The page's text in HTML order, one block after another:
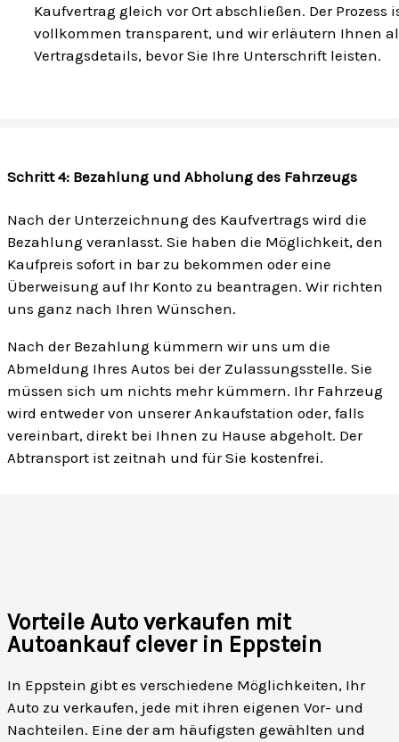
Kaufvertrag gleich vor Ort abschließen. Der Prozess
vollkommen transparent, und wir erläutern Ihnen
Vertragsdetails, bevor Sie Ihre Unterschrift leisten.
Schritt 4: Bezahlung und Abholung des Fahrzeugs
Nach der Unterzeichnung des Kaufvertrags wird die
Bezahlung veranlasst. Sie haben die Möglichkeit, den
Kaufpreis sofort in bar zu bekommen oder eine
Überweisung auf Ihr Konto zu beantragen. Wir richten
uns ganz nach Ihren Wünschen.
Nach der Bezahlung kümmern wir uns um die
Abmeldung Ihres Autos bei der Zulassungsstelle. Sie
müssen sich um nichts mehr kümmern. Ihr Fahrzeug
wird entweder von unserer Ankaufstation oder, falls
vereinbart, direkt bei Ihnen zu Hause abgeholt. Der
Abtransport ist zeitnah und für Sie kostenfrei.
Vorteile Auto verkaufen mit
Autoankauf clever in Eppstein
In Eppstein gibt es verschiedene Möglichkeiten, Ihr
Auto zu verkaufen, jede mit ihren eigenen Vor- und
Nachteilen. Eine der am häufigsten gewählten und